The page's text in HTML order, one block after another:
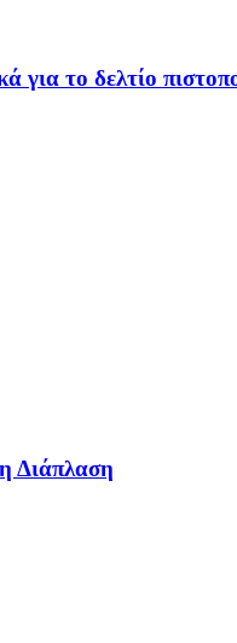
για το δελτίο
Διάπλαση